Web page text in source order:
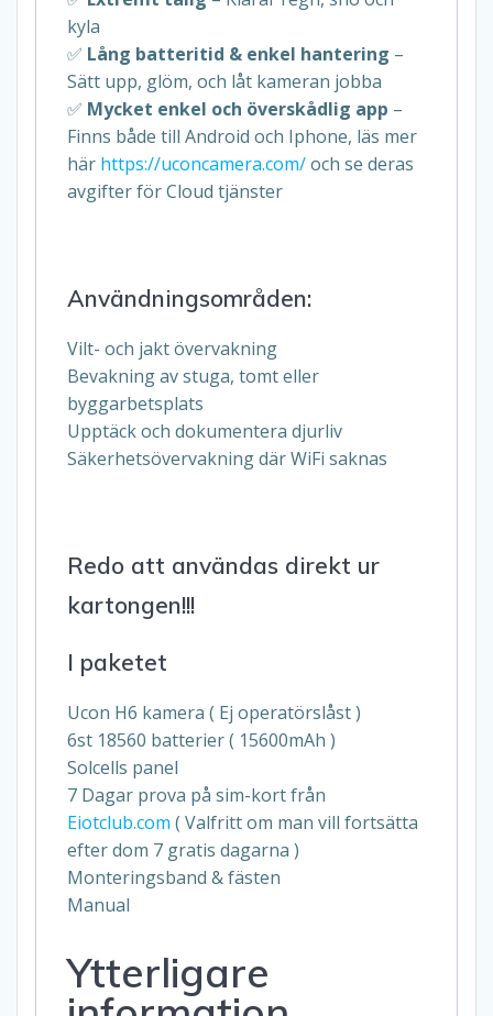
kyla
✅ Lång batteritid & enkel hantering –
Sätt upp, glöm, och låt kameran jobba
✅ Mycket enkel och överskådlig app –
Finns både till Android och Iphone, läs mer
här https://uconcamera.com/och se deras
avgifter för Cloud tjänster
Användningsområden:
Vilt- och jakt övervakning
Bevakning av stuga, tomt eller
byggarbetsplats
Upptäck och dokumentera djurliv
Säkerhetsövervakning där WiFi saknas
Redo att användas direkt ur
kartongen!!!
I paketet
Ucon H6 kamera ( Ej operatörslåst )
6st 18560 batterier ( 15600mAh )
Solcells panel
7 Dagar prova på sim-kort från
Eiotclub.com ( Valfritt om man vill fortsätta
efter dom 7 gratis dagarna )
Monteringsband & fästen
Manual
Ytterligare